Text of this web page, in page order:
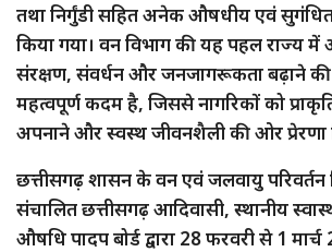
तथा निर्गुंडी सहित अनेक औषधीय एवं सुगंधित
किया गया। वन विभाग की यह पहल राज्य
संरक्षण, संवर्धन और जनजागरूकता बढ़ाने
महत्वपूर्ण कदम है, जिससे नागरिकों को
अपनाने और स्वस्थ जीवनशैली की ओर प्रेरणा
छत्तीसगढ़ शासन के वन एवं जलवायु परिवर्तन
संचालित छत्तीसगढ़ आदिवासी, स्थानीय
औषधि पादप बोर्ड द्वारा 28 फरवरी से 1